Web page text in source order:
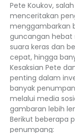
Pete Koukov,
menceritakan
menggambarkan
guncangan hebat
suara keras dan
cepat, hingga
Kesaksian Pete
penting dalam
banyak
melalui media
gambaran lebih
Berikut beberapa
penumpang: